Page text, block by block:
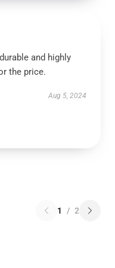
and highly
the price.
Aug 5, 2024
1 / 2